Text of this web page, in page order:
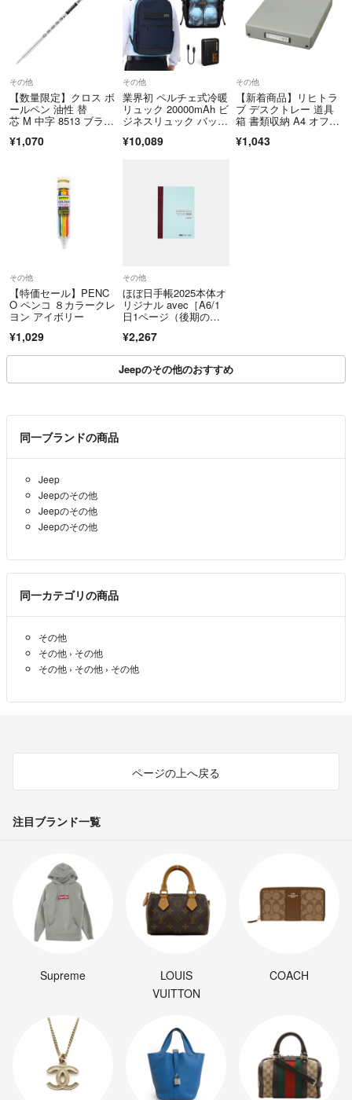
その他
【数量限定】クロス ボ
ールペン 油性 替
芯 M 中字 8513 ブラッ
¥1,070
その他
業界初 ペルチェ式冷暖
リュック 20000mAh ビ
ジネスリュック バック
¥10,089
その他
【新着商品】リヒトラ
ブ デスクトレー 道具
箱 書類収納 A4 オフホ
¥1,043
その他
【特価セール】PENC
O ペンコ ８カラークレ
ヨン アイボリー
¥1,029
その他
ほぼ日手帳2025本体オ
リジナル avec［A6/1
日1ページ（後期の
¥2,267
Jeepのその他のおすすめ
同一ブランドの商品
Jeep
Jeepのその他
Jeepのその他
Jeepのその他
同一カテゴリの商品
その他
その他 › その他
その他 › その他 › その他
ページの上へ戻る
注目ブランド一覧
Supreme
LOUIS
VUITTON
COACH